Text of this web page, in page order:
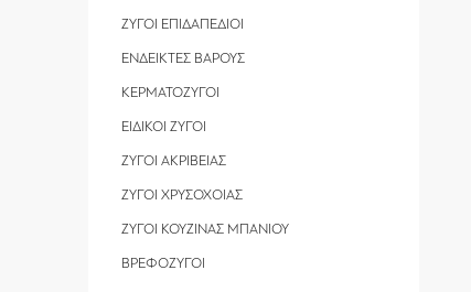
ΖΥΓΟΙ ΕΠΙΔΑΠΕΔΙΟΙ
ΕΝΔΕΙΚΤΕΣ ΒΑΡΟΥΣ
ΚΕΡΜΑΤΟΖΥΓΟΙ
ΕΙΔΙΚΟΙ ΖΥΓΟΙ
ΖΥΓΟΙ ΑΚΡΙΒΕΙΑΣ
ΖΥΓΟΙ ΧΡΥΣΟΧΟΙΑΣ
ΖΥΓΟΙ ΚΟΥΖΙΝΑΣ ΜΠΑΝΙΟΥ
ΒΡΕΦΟΖΥΓΟΙ